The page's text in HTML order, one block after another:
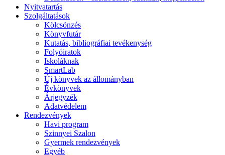
Nyitvatartás
Szolgáltatások
Kölcsönzés
Könyvfutár
Kutatás, bibliográfiai tevékenység
Folyóiratok
Iskoláknak
SmartLab
Új könyvek az állományban
Évkönyvek
Árjegyzék
Adatvédelem
Rendezvények
Havi program
Szinnyei Szalon
Gyermek rendezvények
Egyéb